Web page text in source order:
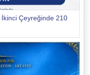
İkinci Çeyreğinde 210